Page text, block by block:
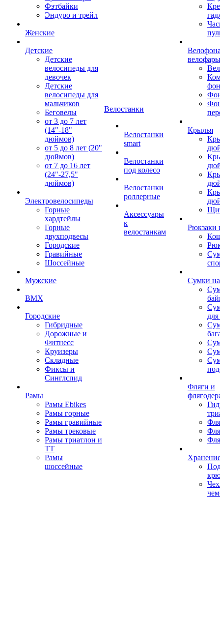
Фэтбайки
Эндуро и трейл
Женские
Детские
Детские
велосипеды для
девочек
Детские
велосипеды для
мальчиков
Беговелы
от 3 до 7 лет
(14"-18"
дюймов)
от 5 до 8 лет (20"
дюймов)
от 7 до 16 лет
(24"-27,5"
дюймов)
Электровелосипеды
Горные
хардтейлы
Горные
двухподвесы
Городские
Гравийные
Шоссейные
Мужские
BMX
Городские
Гибридные
Дорожные и
Фитнесс
Круизеры
Складные
Фиксы и
Синглспид
Рамы
Рамы Ebikes
Рамы горные
Рамы гравийные
Рамы трековые
Рамы триатлон и
ТТ
Рамы
шоссейные
Велостанки
Велостанки
smart
Велостанки
под колесо
Велостанки
роллерные
Аксессуары
к
велостанкам
велофары
Крылья
Рюкзаки
Сумки
Фляги и